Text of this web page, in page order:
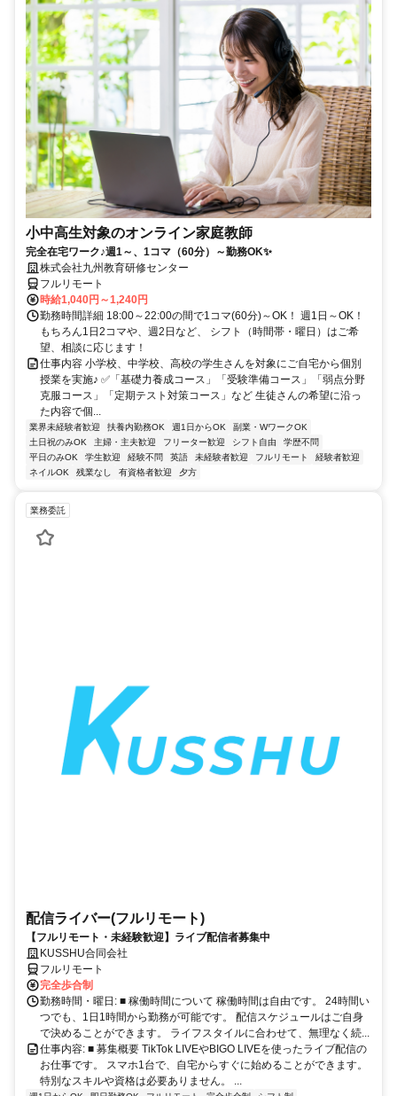
小中高生対象のオンライン家庭教師
完全在宅ワーク♪週1～、1コマ（60分）～勤務OK✨
株式会社九州教育研修センター
フルリモート
時給1,040円～1,240円
勤務時間詳細 18:00～22:00の間で1コマ(60分)～OK！ 週1日～OK！
もちろん1日2コマや、週2日など、 シフト（時間帯・曜日）はご希
望、相談に応じます！
仕事内容 小学校、中学校、高校の学生さんを対象にご自宅から個別
授業を実施♪ ✅「基礎力養成コース」「受験準備コース」「弱点分野
克服コース」「定期テスト対策コース」など 生徒さんの希望に沿っ
た内容で個...
業界未経験者歓迎 扶養内勤務OK 週1日からOK
副業・WワークOK
土日祝のみOK
主婦・主夫歓迎 フリーター歓迎 シフト自由
学歴不問
平日のみOK
学生歓迎 経験不問 英語 未経験者歓迎 フルリモート
経験者歓迎
ネイルOK
残業なし 有資格者歓迎 夕方
業務委託
配信ライバー(フルリモート)
【フルリモート・未経験歓迎】ライブ配信者募集中
KUSSHU合同会社
フルリモート
完全歩合制
勤務時間・曜日: ■ 稼働時間について 稼働時間は自由です。 24時間い
つでも、1日1時間から勤務が可能です。 配信スケジュールはご自身
で決めることができます。 ライフスタイルに合わせて、無理なく続...
仕事内容: ■ 募集概要 TikTok LIVEやBIGO LIVEを使ったライブ配信の
お仕事です。 スマホ1台で、自宅からすぐに始めることができます。
特別なスキルや資格は必要ありません。 ...